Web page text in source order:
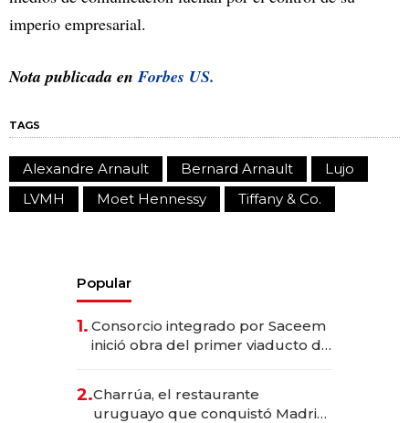
imperio empresarial.
Nota publicada enForbes US.
TAGS
Alexandre Arnault Bernard Arnault
Lujo
LVMH
Moet Hennessy Tiffany & Co.
Popular
1. Consorcio integrado por Saceem
inició obra del primer viaducto de
millones
2.Charrúa, el restaurante
uruguayo que conquistó Madrid: